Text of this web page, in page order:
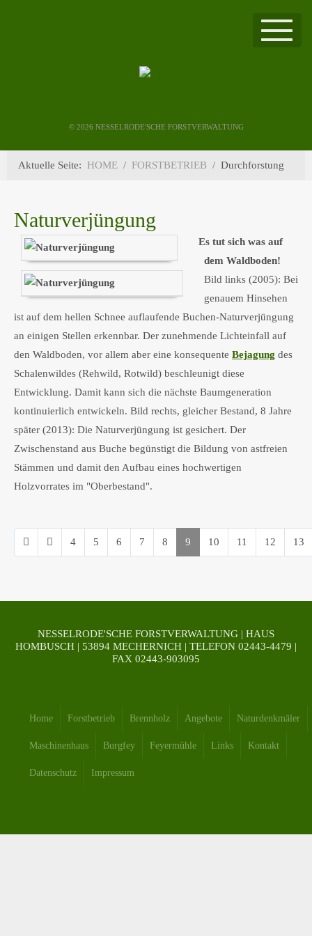
© 2026 NESSELRODE'SCHE FORSTVERWALTUNG
Aktuelle Seite: HOME FORSTBETRIEB Durchforstung
Naturverjüngung
Es tut sich was auf
dem Waldboden!
Bild links (2005): Bei
genauem Hinsehen
ist auf dem hellen Schnee auflaufende Buchen-Naturverjüngung
an einigen Stellen erkennbar. Der zunehmende Lichteinfall auf
den Waldboden, vor allem aber eine konsequente Bejagung des
Schalenwildes (Rehwild, Rotwild) beschleunigt diese
Entwicklung. Damit kann sich die nächste Baumgeneration
kontinuierlich entwickeln. Bild rechts, gleicher Bestand, 8 Jahre
später (2013): Die Naturverjüngung ist gesichert. Der
Zwischenstand aus Buche begünstigt die Bildung von astfreien
Stämmen und damit den Aufbau eines hochwertigen
Holzvorrates im "Oberbestand".
Seite 9 von 22
4 5 6 7 8 9 10 11 12 13
NESSELRODE'SCHE FORSTVERWALTUNG | HAUS
HOMBUSCH | 53894 MECHERNICH | TELEFON 02443-4479 |
FAX 02443-903095
Home Forstbetrieb Brennholz Angebote Naturdenkmäler
Maschinenhaus Burgfey Feyermühle Links Kontakt
Datenschutz Impressum